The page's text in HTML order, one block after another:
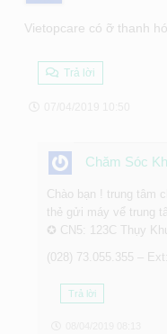
Vietopcare có ỡ thanh
Trả lời
Chăm Sóc
Chào bạn ! trung tâm
thẻ gửi máy vể
✪ CN5: 123C Thụy
(028) 73.055.355 –
Trả lời